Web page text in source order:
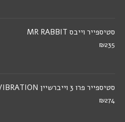
סטיספייר וייבס MR RABBIT
₪235
סטיספייר פרו 3 וייברשיין VIBRATION
₪274